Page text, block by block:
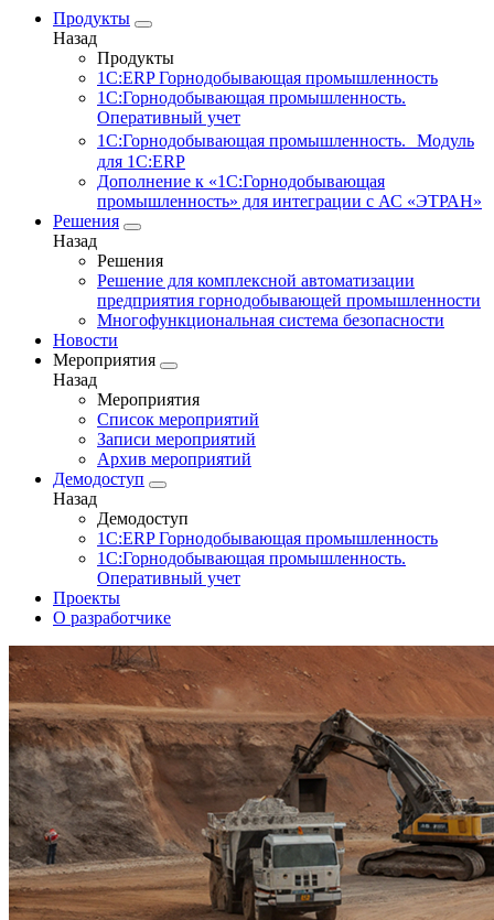
Продукты
Назад
Продукты
1С:ERP Горнодобывающая промышленность
1С:Горнодобывающая промышленность.
Оперативный учет
1С:Горнодобывающая промышленность. Модуль
для 1С:ERP
Дополнение к «1С:Горнодобывающая
промышленность» для интеграции с АС «ЭТРАН»
Решения
Назад
Решения
Решение для комплексной автоматизации
предприятия горнодобывающей промышленности
Многофункциональная система безопасности
Новости
Мероприятия
Назад
Мероприятия
Список мероприятий
Записи мероприятий
Архив мероприятий
Демодоступ
Назад
Демодоступ
1С:ERP Горнодобывающая промышленность
1С:Горнодобывающая промышленность.
Оперативный учет
Проекты
О разработчике